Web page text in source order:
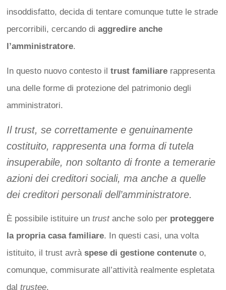
insoddisfatto, decida di tentare comunque tutte le strade
percorribili, cercando di aggredire anche
l’amministratore.
In questo nuovo contesto il trust familiarerappresenta
una delle forme di protezione del patrimonio degli
amministratori.
Il trust, se correttamente e genuinamente
costituito, rappresenta una forma di tutela
insuperabile, non soltanto di fronte a temerarie
azioni dei creditori sociali, ma anche a quelle
dei creditori personali dell’amministratore.
È possibile istituire un trustanche solo per proteggere
la propria casa familiare. In questi casi, una volta
istituito, il trust avrà spese di gestione contenuteo,
comunque, commisurate all’attività realmente espletata
dal trustee.